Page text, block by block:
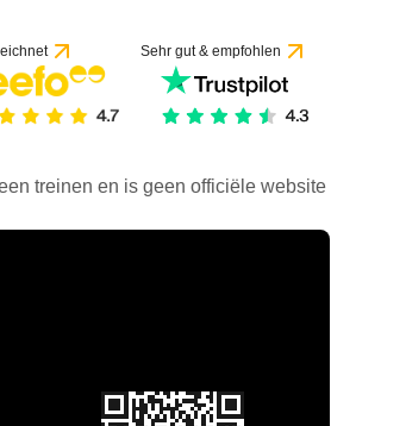
Sehr gut & empfohlen
treinen en is geen officiële website